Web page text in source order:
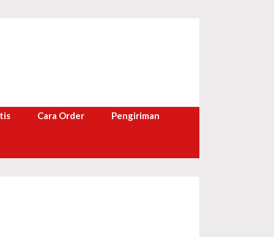
Cara Order
Pengiriman